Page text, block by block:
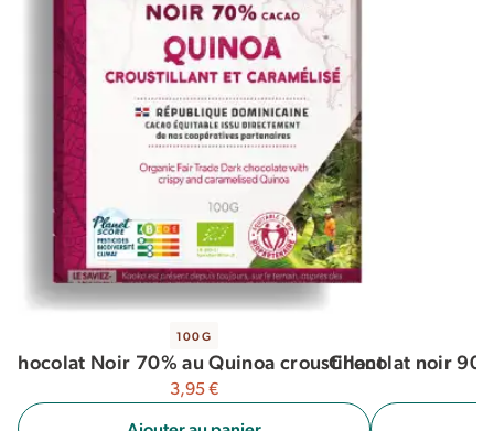
100G
Chocolat Noir 70% au Quinoa croustillant
3,95€
Chocolat noir